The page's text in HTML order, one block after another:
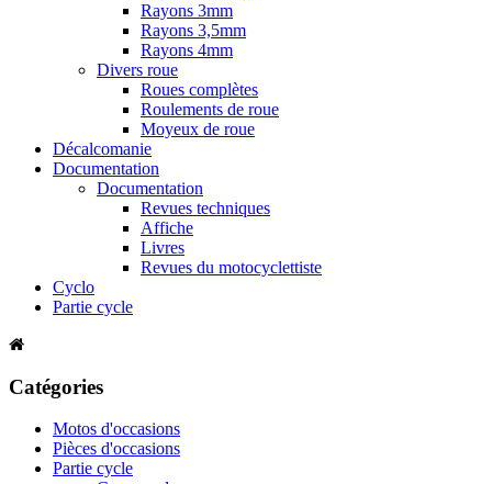
Rayons 3mm
Rayons 3,5mm
Rayons 4mm
Divers roue
Roues complètes
Roulements de roue
Moyeux de roue
Décalcomanie
Documentation
Documentation
Revues techniques
Affiche
Livres
Revues du motocyclettiste
Cyclo
Partie cycle
Catégories
Motos d'occasions
Pièces d'occasions
Partie cycle